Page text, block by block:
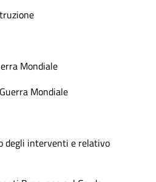
Mondiale
Mondiale
degli interventi e relativo